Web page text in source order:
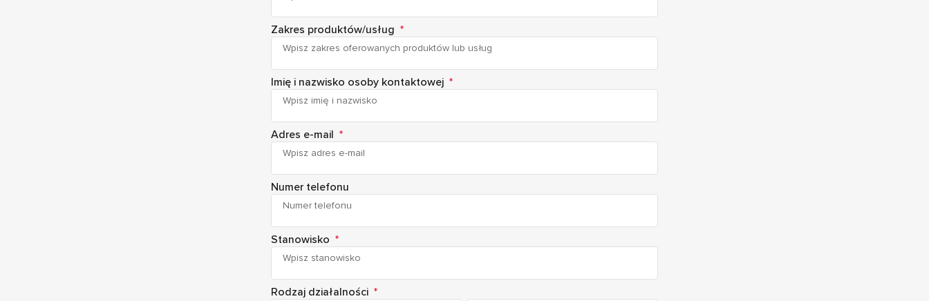
Zakres produktów/usług *
Imię i nazwisko osoby kontaktowej *
Adres e-mail *
Numer telefonu
Stanowisko *
Rodzaj działalności *